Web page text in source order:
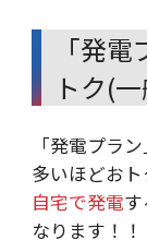
「発
トク(
「発電プラ
多いほどおト
自宅で発電
なります！！